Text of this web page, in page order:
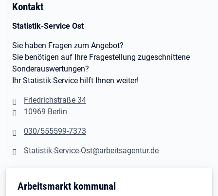
Kontakt
Statistik-Service Ost
Sie haben Fragen zum Angebot?
Sie benötigen auf Ihre Fragestellung zugeschnittene
Sonderauswertungen?
Ihr Statistik-Service hilft Ihnen weiter!
Friedrichstraße 34
10969 Berlin
030/555599-7373
Statistik-Service-Ost@arbeitsagentur.de
Arbeitsmarkt kommunal